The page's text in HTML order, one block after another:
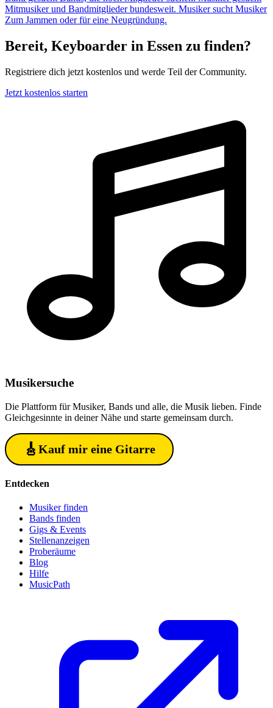
Mitmusiker und Bandmitglieder bundesweit. Musiker sucht Musiker
Zum Jammen oder für eine Neugründung.
Bereit, Keyboarder in Essen zu finden?
Registriere dich jetzt kostenlos und werde Teil der Community.
Jetzt kostenlos starten
Musikersuche
Die Plattform für Musiker, Bands und alle, die Musik lieben. Finde
Gleichgesinnte in deiner Nähe und starte gemeinsam durch.
🎸 Kauf mir eine Gitarre
Entdecken
Musiker finden
Bands finden
Gigs & Events
Stellenanzeigen
Proberäume
Blog
Hilfe
MusicPath